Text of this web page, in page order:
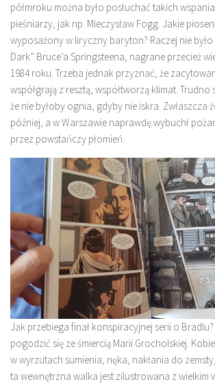
półmroku można było posłuchać takich
pieśniarzy, jak np. Mieczysław Fogg. Jakie
wyposażony w liryczny baryton? Raczej nie
Dark” Bruce’a Springsteena, nagrane przecież
1984 roku. Trzeba jednak przyznać, że
współgrają z resztą, współtworzą klimat. Trudno
że nie byłoby ognia, gdyby nie iskra. Zwłaszcza
później, a w Warszawie naprawdę wybuchł
przez powstańczy płomień.
Jak przebiega finał konspiracyjnej serii o
pogodzić się ze śmiercią Marii Grocholskiej.
w wyrzutach sumienia, nęka, nakłania do
ta wewnętrzna walka jest zilustrowana z wielkim